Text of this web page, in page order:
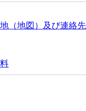
（地図）及び連絡